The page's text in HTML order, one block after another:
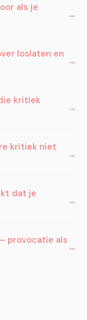
als je
loslaten en
kritiek
kritiek niet
dat je
provocatie als